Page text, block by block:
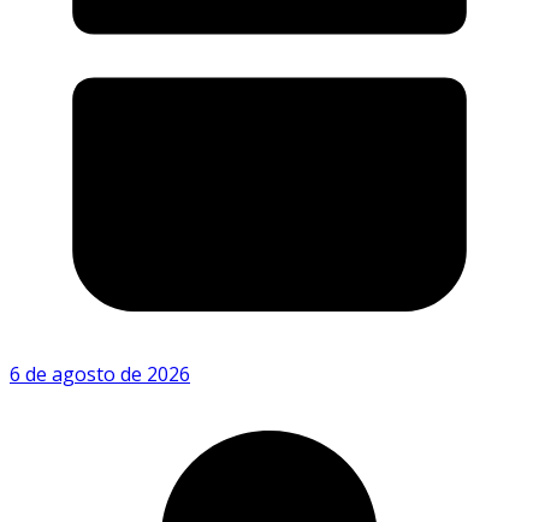
6 de agosto de 2026